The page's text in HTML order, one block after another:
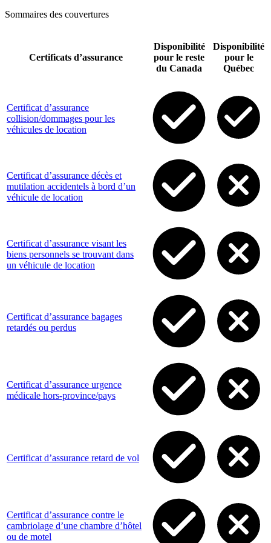
Sommaires des couvertures
Certificats d’assurance
Disponibilité
pour le reste
du Canada
Disponibilité
pour le
Québec
Certificat d’assurance
collision/dommages pour les
véhicules de location
Certificat d’assurance décès et
mutilation accidentels à bord d’un
véhicule de location
Certificat d’assurance visant les
biens personnels se trouvant dans
un véhicule de location
Certificat d’assurance bagages
retardés ou perdus
Certificat d’assurance urgence
médicale hors-province/pays
Certificat d’assurance retard de vol
Certificat d’assurance contre le
cambriolage d’une chambre d’hôtel
ou de motel